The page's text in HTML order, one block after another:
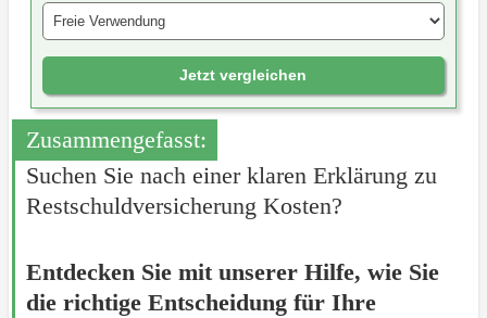
Jetzt vergleichen
Zusammengefasst:
Suchen Sie nach einer klaren Erklärung zu
Restschuldversicherung Kosten?
Entdecken Sie mit unserer Hilfe, wie Sie
die richtige Entscheidung für Ihre